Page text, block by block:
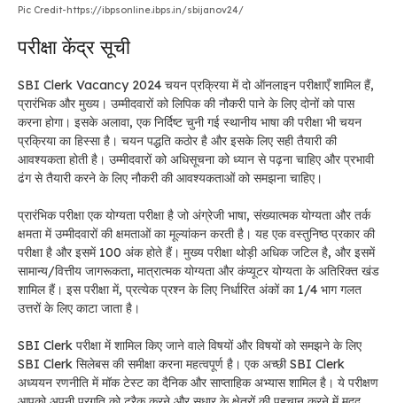
Pic Credit-https://ibpsonline.ibps.in/sbijanov24/
परीक्षा केंद्र सूची
SBI Clerk Vacancy 2024 चयन प्रक्रिया में दो ऑनलाइन परीक्षाएँ शामिल हैं,
प्रारंभिक और मुख्य। उम्मीदवारों को लिपिक की नौकरी पाने के लिए दोनों को पास
करना होगा। इसके अलावा, एक निर्दिष्ट चुनी गई स्थानीय भाषा की परीक्षा भी चयन
प्रक्रिया का हिस्सा है। चयन पद्धति कठोर है और इसके लिए सही तैयारी की
आवश्यकता होती है। उम्मीदवारों को अधिसूचना को ध्यान से पढ़ना चाहिए और प्रभावी
ढंग से तैयारी करने के लिए नौकरी की आवश्यकताओं को समझना चाहिए।
प्रारंभिक परीक्षा एक योग्यता परीक्षा है जो अंग्रेजी भाषा, संख्यात्मक योग्यता और तर्क
क्षमता में उम्मीदवारों की क्षमताओं का मूल्यांकन करती है। यह एक वस्तुनिष्ठ प्रकार की
परीक्षा है और इसमें 100 अंक होते हैं। मुख्य परीक्षा थोड़ी अधिक जटिल है, और इसमें
सामान्य/वित्तीय जागरूकता, मात्रात्मक योग्यता और कंप्यूटर योग्यता के अतिरिक्त खंड
शामिल हैं। इस परीक्षा में, प्रत्येक प्रश्न के लिए निर्धारित अंकों का 1/4 भाग गलत
उत्तरों के लिए काटा जाता है।
SBI Clerk परीक्षा में शामिल किए जाने वाले विषयों और विषयों को समझने के लिए
SBI Clerk सिलेबस की समीक्षा करना महत्वपूर्ण है। एक अच्छी SBI Clerk
अध्ययन रणनीति में मॉक टेस्ट का दैनिक और साप्ताहिक अभ्यास शामिल है। ये परीक्षण